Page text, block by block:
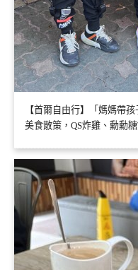
【首爾自由行】「媽媽帶
美食散策，QS炸雞、勳勳糖